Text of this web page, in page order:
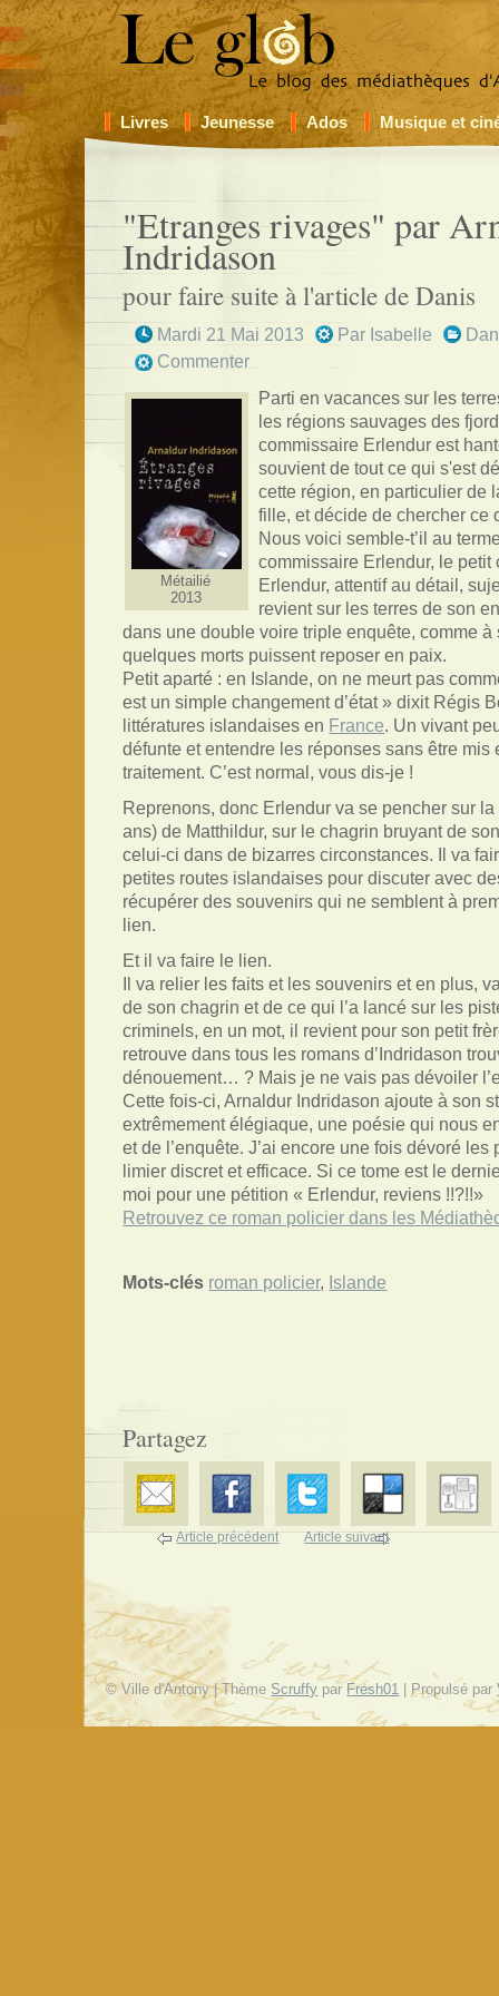
Livres Jeunesse Ados Musique et
"Etranges rivages" par
Indridason
pour faire suite à l'article de Danis
Mardi 21 Mai 2013 Par Isabelle
Commenter
Métailié
2013
Parti en vacances sur les
les régions sauvages des
commissaire Erlendur est
souvient de tout ce qui s'est
cette région, en particulier de
fille, et décide de chercher ce
Nous voici semble-t’il au
commissaire Erlendur, le
Erlendur, attentif au détail,
revient sur les terres de son
dans une double voire triple enquête, comme
quelques morts puissent reposer en paix.
Petit aparté : en Islande, on ne meurt pas
est un simple changement d’état » dixit Régis
littératures islandaises en France. Un vivant
défunte et entendre les réponses sans être mis
traitement. C’est normal, vous dis-je !
Reprenons, donc Erlendur va se pencher sur
ans) de Matthildur, sur le chagrin bruyant de
celui-ci dans de bizarres circonstances. Il va
petites routes islandaises pour discuter avec
récupérer des souvenirs qui ne semblent à
lien.
Et il va faire le lien.
Il va relier les faits et les souvenirs et en plus,
de son chagrin et de ce qui l’a lancé sur les
criminels, en un mot, il revient pour son petit
retrouve dans tous les romans d’Indridason
dénouement… ? Mais je ne vais pas dévoiler
Cette fois-ci, Arnaldur Indridason ajoute à son
extrêmement élégiaque, une poésie qui nous
et de l’enquête. J’ai encore une fois dévoré
limier discret et efficace. Si ce tome est le
moi pour une pétition « Erlendur, reviens !!?!!»
Retrouvez ce roman policier dans les
Mots-clés roman policier, Islande
Partagez
Article précédent Article suivant
© Ville d'Antony | Thème Scruffy par Fresh01 | Propulsé par